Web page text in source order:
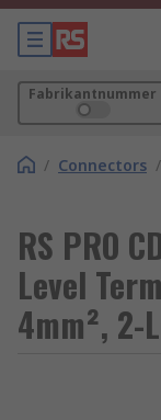
Fabrikantnummer
/ Connectors /
RS PRO
Level
4mm², 2-